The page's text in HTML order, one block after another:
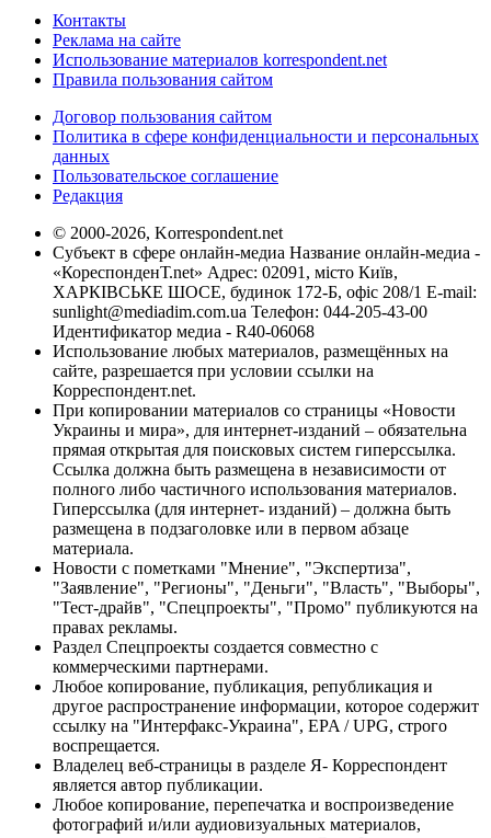
Контакты
Реклама на сайте
Использование материалов korrespondent.net
Правила пользования сайтом
Договор пользования сайтом
Политика в сфере конфиденциальности и персональных
данных
Пользовательское соглашение
Редакция
© 2000-2026, Korrespondent.net
Субъект в сфере онлайн-медиа Название онлайн-медиа -
«КореспонденТ.net» Адрес: 02091, місто Київ,
ХАРКІВСЬКЕ ШОСЕ, будинок 172-Б, офіс 208/1 E-mail:
sunlight@mediadim.com.ua Телефон: 044-205-43-00
Идентификатор медиа - R40-06068
Использование любых материалов, размещённых на
сайте, разрешается при условии ссылки на
Корреспондент.net.
При копировании материалов со страницы «Новости
Украины и мира», для интернет-изданий – обязательна
прямая открытая для поисковых систем гиперссылка.
Ссылка должна быть размещена в независимости от
полного либо частичного использования материалов.
Гиперссылка (для интернет- изданий) – должна быть
размещена в подзаголовке или в первом абзаце
материала.
Новости с пометками "Мнение", "Экспертиза",
"Заявление", "Регионы", "Деньги", "Власть", "Выборы",
"Тест-драйв", "Спецпроекты", "Промо" публикуются на
правах рекламы.
Раздел Спецпроекты создается совместно с
коммерческими партнерами.
Любое копирование, публикация, републикация и
другое распространение информации, которое содержит
ссылку на "Интерфакс-Украина", EPA / UPG, строго
воспрещается.
Владелец веб-страницы в разделе Я- Корреспондент
является автор публикации.
Любое копирование, перепечатка и воспроизведение
фотографий и/или аудиовизуальных материалов,